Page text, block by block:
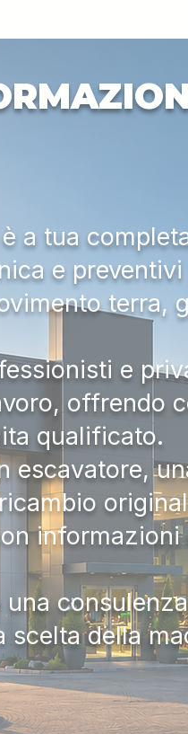
a tua
e
terra,
e
offrendo
qualificato.
escavatore,
della